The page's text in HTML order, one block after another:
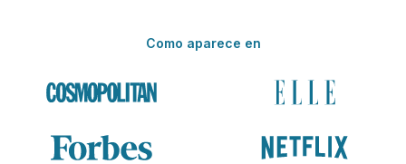
Como aparece en